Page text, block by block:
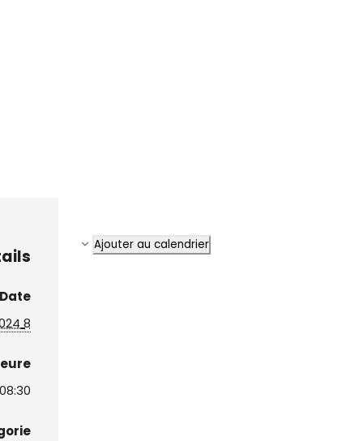
Ajouter au calendrier
Date :
8 mars 2024
:
08:30